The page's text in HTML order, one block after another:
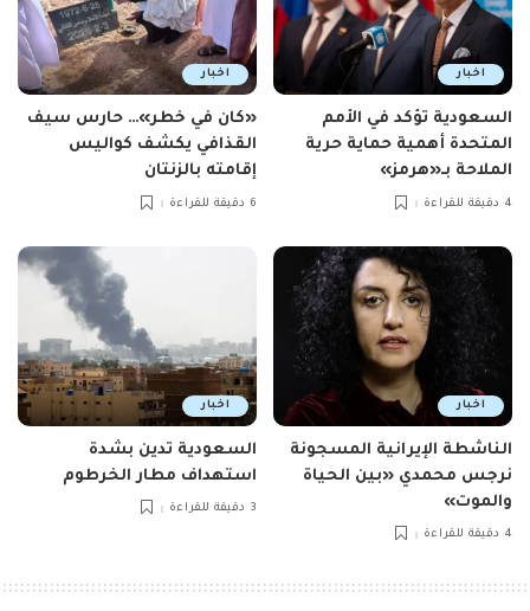
اخبار
السعودية تؤكد في الأمم
المتحدة أهمية حماية حرية
الملاحة بـ«هرمز»
4 دقيقة للقراءة
اخبار
«كان في خطر»… حارس سيف
القذافي يكشف كواليس
إقامته بالزنتان
6 دقيقة للقراءة
اخبار
الناشطة الإيرانية المسجونة
نرجس محمدي «بين الحياة
والموت»
4 دقيقة للقراءة
اخبار
السعودية تدين بشدة
استهداف مطار الخرطوم
3 دقيقة للقراءة